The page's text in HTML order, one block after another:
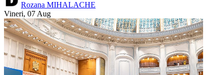
Rozana MIHALACHE
Vineri, 07 Aug